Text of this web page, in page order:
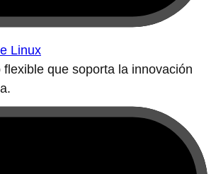
Linux
que soporta la innovación